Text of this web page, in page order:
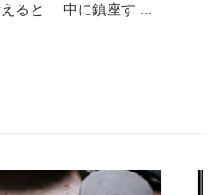
えると 中に鎮座す …